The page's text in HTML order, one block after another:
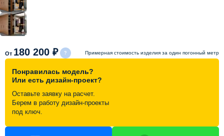
Схема работы
Акции и скидки
Портфолио
Статьи
От 180 200 ₽ Примерная стоимость изделия за один погонный метр
Понравилась модель?
Или есть дизайн-проект?
Оставьте заявку на расчет.
Берем в работу дизайн-проекты
под ключ.